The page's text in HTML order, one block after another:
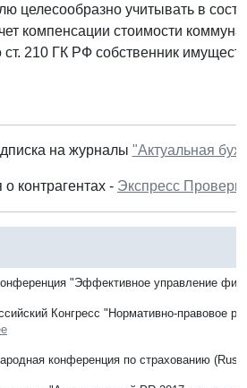
целесообразно учитывать в
компенсации стоимости
ст. 210 ГК РФ собственник
на журналы "Актуальная
контрагентах - Экспресс
"Эффективное управление
Конгресс "Нормативно-правовое
конференция по страхованию